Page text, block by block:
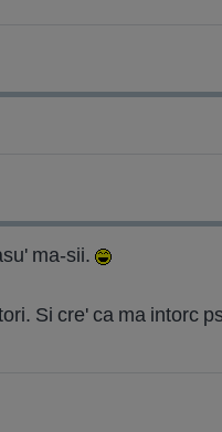
ma-sii.
Si cre' ca ma intorc